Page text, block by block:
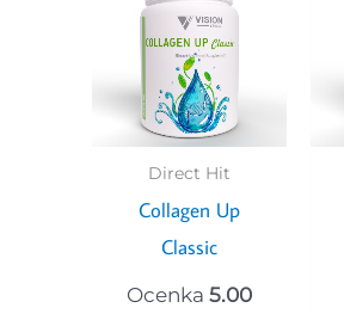
Direct Hit
Collagen Up
Classic
Ocenka 5.00